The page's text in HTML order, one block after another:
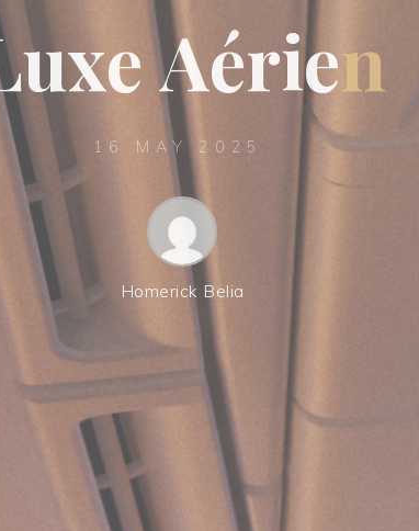
uxe Aérien
16 MAY 2025
Homerick Belia